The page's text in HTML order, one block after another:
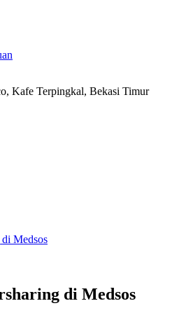
Kafe Terpingkal, Bekasi Timur
di Medsos